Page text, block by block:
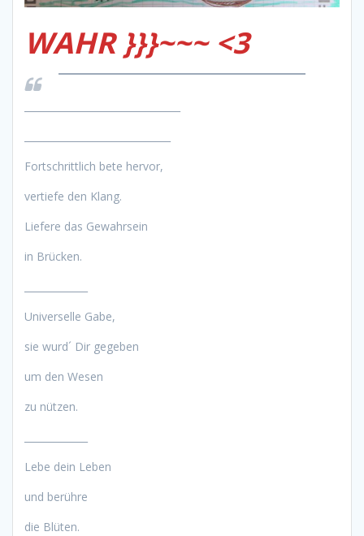
WAHR }}}~~~ <3
Fortschrittlich bete hervor,
vertiefe den Klang.
Liefere das Gewahrsein
in Brücken.
Universelle Gabe,
sie wurd´ Dir gegeben
um den Wesen
zu nützen.
Lebe dein Leben
und berühre
die Blüten.